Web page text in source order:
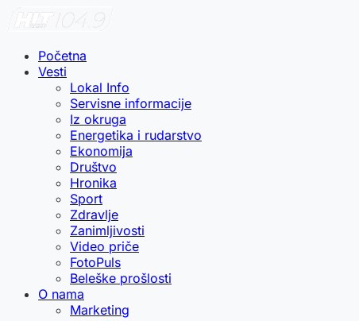
Početna
Vesti
Lokal Info
Servisne informacije
Iz okruga
Energetika i rudarstvo
Ekonomija
Društvo
Hronika
Sport
Zdravlje
Zanimljivosti
Video priče
FotoPuls
Beleške prošlosti
O nama
Marketing